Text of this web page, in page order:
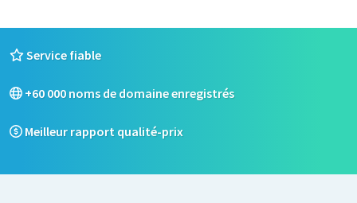
Service fiable
+60 000 noms de domaine enregistrés
Meilleur rapport qualité-prix